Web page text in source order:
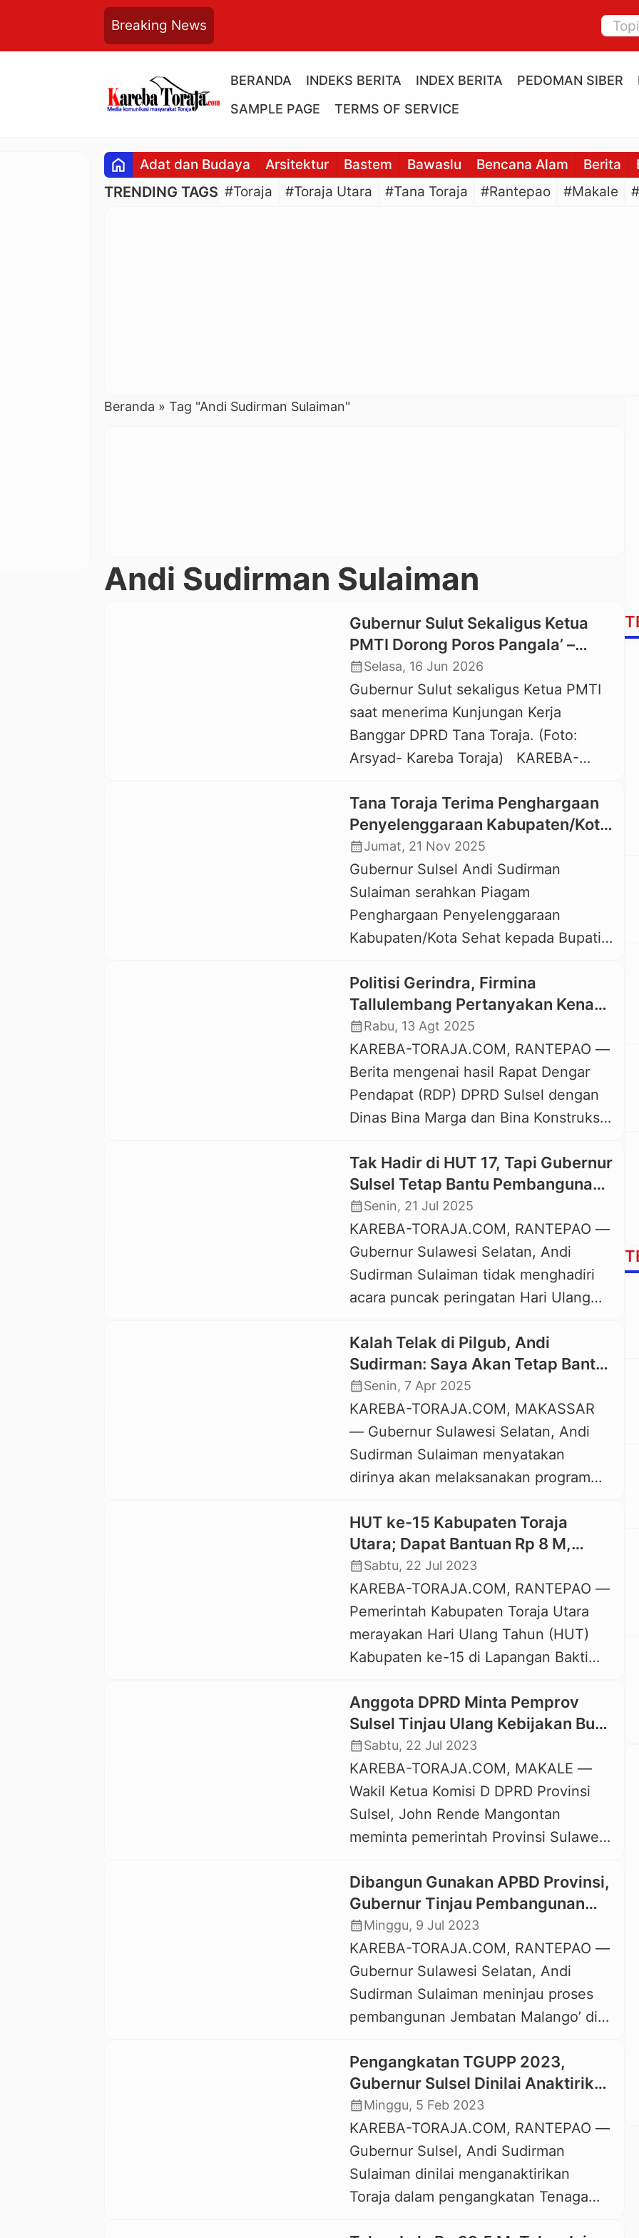
Breaking News
BERANDA INDEKS BERITA INDEX BERITA PEDOMAN SIBER
SAMPLE PAGE
TERMS OF SERVICE
home Adat dan Budaya Arsitektur Bastem Bawaslu Bencana Alam Berita
TRENDING TAGS #Toraja #Toraja Utara #Tana Toraja #Rantepao #Makale
Beranda » Tag "Andi Sudirman Sulaiman"
Andi Sudirman Sulaiman
Gubernur Sulut Sekaligus Ketua
PMTI Dorong Poros Pangala’ –
Baruppu’ ke Gubernur Sulsel untuk
Dikerjakan
calendar_monthSelasa, 16 Jun 2026
Gubernur Sulut sekaligus Ketua PMTI
saat menerima Kunjungan Kerja
Banggar DPRD Tana Toraja. (Foto:
Arsyad- Kareba Toraja) KAREBA-
Sulawesi Utara yang juga Ketua Umum
Perhimpunan Masyarakat Toraja
Indonesia (PMTI) Mayjen TNI (Purn)
Yulius Selvanus mengaku pernah titip
jalan provinsi ruas Pangala’ – Baruppu’
ke Gubernur Sulawesi Selatan Andi
Sudirman Sulaiman untuk […]
Tana Toraja Terima Penghargaan
Penyelenggaraan Kabupaten/Kota
Sehat Tingkat Provinsi Sulsel
calendar_monthJumat, 21 Nov 2025
Gubernur Sulsel Andi Sudirman
Sulaiman serahkan Piagam
Penghargaan Penyelenggaraan
Kabupaten/Kota Sehat kepada Bupati
(Foto:Diskominfo) KAREBA-
TORAJA.COM, MAKASSAR —
Pemerintah Kabupaten Tana Toraja
menorehkan prestasi di tingkat
Provinsi Sulawesi Selatan atas
keberhasilan dalam penyelenggaraan
Kabupaten/Kota Sehat (KKS).
Pemerintah Kabupaten Tana Toraja
digelar diselah-selah upacara
Peringatan Hari Kesehatan Nasional
(HKN) […]
Politisi Gerindra, Firmina
Tallulembang Pertanyakan Kenapa
Toraja Utara dan Luwu Raya Tak
Masuk Program Preservasi Jalan
Multiyeas Sulsel 2025
calendar_monthRabu, 13 Agt 2025
KAREBA-TORAJA.COM, RANTEPAO —
Berita mengenai hasil Rapat Dengar
Pendapat (RDP) DPRD Sulsel dengan
Dinas Bina Marga dan Bina Konstruksi
program 5 paket fisik preservasi jalan
tahun 2025 dengan skema multiyears
di Gedung DPRD Sulsel pada Senin, 11
Agustus 2025, menuai sorotan warga,
khususnya di wilayah Luwu Raya dan
Toraja Utara. Pasalnya, […]
Tak Hadir di HUT 17, Tapi Gubernur
Sulsel Tetap Bantu Pembangunan
Toraja Utara
calendar_monthSenin, 21 Jul 2025
KAREBA-TORAJA.COM, RANTEPAO —
Gubernur Sulawesi Selatan, Andi
Sudirman Sulaiman tidak menghadiri
acara puncak peringatan Hari Ulang
Utara, yang berlangsung di Lapangan
Bakti Rantepao, Senin, 21 Juli 2025. Ini
kedua kalinya Andi Sudirman Sulaiman
“absen” pada acara besar di Toraja
Utara. Sebelumnya, Andi Sudirman
Sulaiman juga tidak hadir pada event
The […]
Kalah Telak di Pilgub, Andi
Sudirman: Saya Akan Tetap Bantu
Kak Dedy dan Masyarakat Toraja
Utara
calendar_monthSenin, 7 Apr 2025
KAREBA-TORAJA.COM, MAKASSAR
— Gubernur Sulawesi Selatan, Andi
Sudirman Sulaiman menyatakan
dirinya akan melaksanakan program
semua masyarakat Sulawesi Selatan.
Meski dirinya bersama pasangan,
Fatmawati Rusdi kalah telak di
Pemilihan Gubernur dan Wakil
Gubernur (Pilgub) Sulsel 2024 di
Kabupaten Toraja Utara, namun Andi
Sudirman tetap berkomitmen
“Biarmo rendah (presentase […]
HUT ke-15 Kabupaten Toraja
Utara; Dapat Bantuan Rp 8 M,
Banyak Kursi Kosong
calendar_monthSabtu, 22 Jul 2023
KAREBA-TORAJA.COM, RANTEPAO —
Pemerintah Kabupaten Toraja Utara
merayakan Hari Ulang Tahun (HUT)
Kabupaten ke-15 di Lapangan Bakti
ini sekaligus pembukaan Festival
Budaya tahun 2023. Seremonial
perayaan HUT ke-15 Kabupaten Toraja
Utara tersebut dihadiri Gubernur
Sulsel, Andi Sudirman Sulaiman,
mantan Caretaker Bupati Toraja Utara
Tautoto Tanaranggina, mantan
Anggota DPRD Minta Pemprov
Sulsel Tinjau Ulang Kebijakan Bus
Gratis di Tana Toraja
calendar_monthSabtu, 22 Jul 2023
KAREBA-TORAJA.COM, MAKALE —
Wakil Ketua Komisi D DPRD Provinsi
Sulsel, John Rende Mangontan
meminta pemerintah Provinsi Sulawesi
Perhubungan untuk meninjau kembali
kebijakan bus gratis, rute Toraja-
Bandara-Enrekang, yang sudah
beroperasi sekitar satu pekan.
Kebijakan ini dinilai meresahkan
masyarakat, terutama sopir bus, travel,
dan angkutan umum. “Harus dikaji dulu
Dibangun Gunakan APBD Provinsi,
Gubernur Tinjau Pembangunan
Jembatan Malango’, Toraja Utara
calendar_monthMinggu, 9 Jul 2023
KAREBA-TORAJA.COM, RANTEPAO —
Gubernur Sulawesi Selatan, Andi
Sudirman Sulaiman meninjau proses
pembangunan Jembatan Malango’ di
Sabtu, 8 Juli 2023. Pembangunan
jembatan, yang direncanakan menjadi
“kembar” itu menelan biaya sekitar Rp
6,9 miliar yang bersumber dari APBD
Provinsi Sulawesi Selatan tahun 2023.
Jembatan ini merupakan salah satu
item pembangunan dari keseluruhan
Pengangkatan TGUPP 2023,
Gubernur Sulsel Dinilai Anaktirikan
Toraja
calendar_monthMinggu, 5 Feb 2023
KAREBA-TORAJA.COM, RANTEPAO —
Gubernur Sulsel, Andi Sudirman
Sulaiman dinilai menganaktirikan
Toraja dalam pengangkatan Tenaga